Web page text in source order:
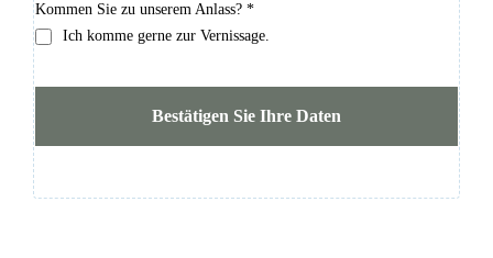
Kommen Sie zu unserem Anlass? *
Ich komme gerne zur Vernissage.
Bestätigen Sie Ihre Daten